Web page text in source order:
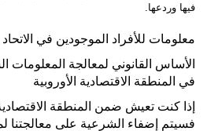
فيها وردعها.
معلومات للأفراد الموجودين في الاتحاد
الأساس القانوني لمعالجة
في المنطقة الاقتصادية الأوروبية
فسيتم إضفاء الشرعية على معالجتنا